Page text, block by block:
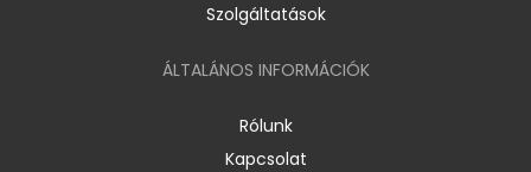
Szolgáltatások
ÁLTALÁNOS INFORMÁCIÓK
Rólunk
Kapcsolat